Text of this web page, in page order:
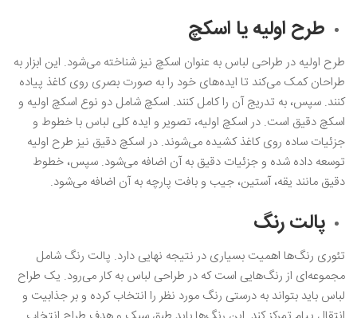
طرح اولیه یا اسکچ
طرح اولیه در طراحی لباس به عنوان اسکچ نیز شناخته می‌شود. این ابزار به
طراحان کمک می‌کند تا ایده‌های خود را به صورت بصری روی کاغذ پیاده
کنند. سپس، به تدریج آن را کامل کنند. اسکچ شامل دو نوع اسکچ اولیه و
اسکچ دقیق است. در اسکچ اولیه، تصویر و ایده کلی لباس با خطوط و
جزئیات ساده روی کاغذ کشیده می‌شوند. در اسکچ دقیق نیز طرح اولیه
توسعه داده شده و جزئیات دقیق به آن اضافه می‌شود. سپس، خطوط
دقیق مانند یقه، آستین، جیب و بافت پارچه به آن اضافه می‌شود.
پالت رنگ
تئوری رنگ‌ها اهمیت بسیاری در نتیجه نهایی دارد. پالت رنگ شامل
مجموعه‌ای از رنگ‌هایی است که در طراحی لباس به کار می‌رود. یک طراح
لباس باید بتواند به درستی رنگ مورد نظر را انتخاب کرده و بر جذابیت و